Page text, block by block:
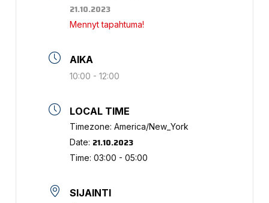
21.10.2023
Mennyt tapahtuma!
AIKA
10:00 - 12:00
LOCAL TIME
Timezone:America/New_York
Date: 21.10.2023
Time:03:00 - 05:00
SIJAINTI